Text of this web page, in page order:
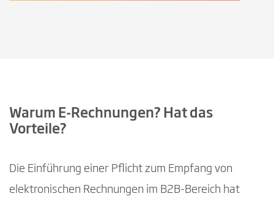
Warum E-Rechnungen? Hat das
Vorteile?
Die Einführung einer Pflicht zum Empfang von
elektronischen Rechnungen im B2B-Bereich hat